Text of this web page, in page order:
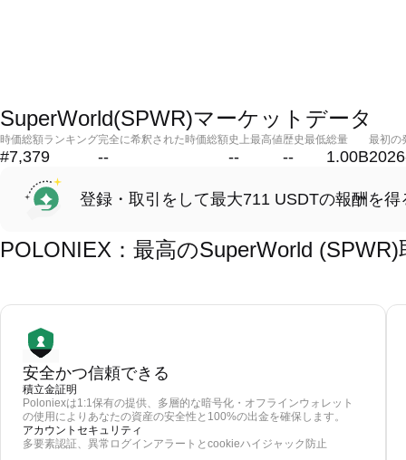
SuperWorld(SPWR)マーケットデータ
時価総額ランキング
#7,379
完全に希釈された時価総額
--
史上最高値
--
歴史最低
--
総量
1.00B
最初の
登録・取引をして最大711 USDTの報酬を得
POLONIEX：最高のSuperWorld
安全かつ信頼できる
積立金証明
Poloniexは1:1保有の提供、多層的な暗号化・オフラインウォレット
の使用によりあなたの資産の安全性と100%の出金を確保します。
アカウントセキュリティ
多要素認証、異常ログインアラートとcookieハイジャック防止